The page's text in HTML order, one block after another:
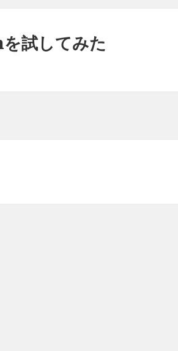
試してみた